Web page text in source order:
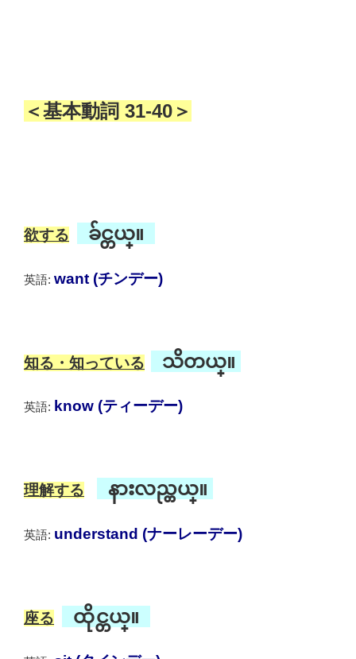
＜基本動詞 31-40＞
欲する ခ်င္တယ္။
英語: want (チンデー)
知る・知っている သိတယ္။
英語: know (ティーデー)
理解する နားလည္တယ္။
英語: understand (ナーレーデー)
座る ထိုင္တယ္။